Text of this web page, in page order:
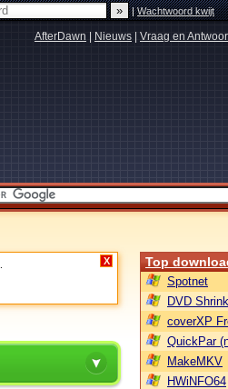
|Wachtwoord kwijt
AfterDawn Nieuws Vraag en
X Top
Spotnet
DVD Shrink
coverXP
QuickPar
MakeMKV
HWiNFO64